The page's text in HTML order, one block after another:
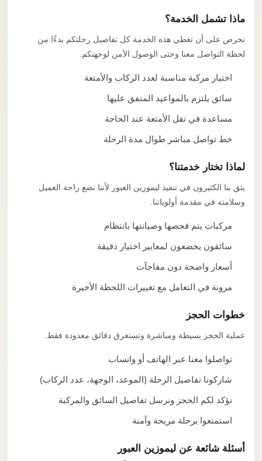
ماذا تشمل الخدمة؟
نحرص على أن تغطي هذه الخدمة كل تفاصيل رحلتكم بدءًا من
لحظة التواصل معنا وحتى الوصول الآمن لوجهتكم.
اختيار مركبة مناسبة لعدد الركاب والأمتعة
سائق يلتزم بالمواعيد المتفق عليها
مساعدة في نقل الأمتعة عند الحاجة
خط تواصل مباشر طوال مدة الرحلة
لماذا تختار خدمتنا؟
يثق بنا الكثيرون في تنفيذ ليموزين العبور لأننا نضع راحة العميل
وسلامته في مقدمة أولوياتنا.
مركبات يتم فحصها وصيانتها بانتظام
سائقون يخضعون لمعايير اختيار دقيقة
أسعار واضحة دون مفاجآت
مرونة في التعامل مع تغييرات اللحظة الأخيرة
خطوات الحجز
عملية الحجز بسيطة ومباشرة وتستغرق دقائق معدودة فقط.
تواصلوا معنا عبر الهاتف أو واتساب
شاركونا تفاصيل الرحلة (الموعد، الوجهة، عدد الركاب)
نؤكد لكم الحجز ونرسل تفاصيل السائق والمركبة
استمتعوا برحلة مريحة وآمنة
أسئلة شائعة عن ليموزين العبور